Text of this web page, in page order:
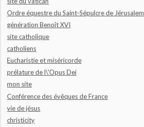
Ordre équestre du Saint-Sépulcre de Jérusalem
génération Benoît XVI
site catholique
catholiens
Eucharistie et miséricorde
prélature de l\'Opus Dei
mon site
Conférence des évêques de France
vie de jésus
christicity